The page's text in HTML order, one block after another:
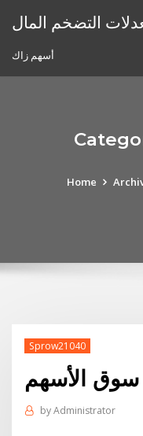
التضخم المال
أسهم زاك
Home
Sprow21040
سوق الأسهم
byAdministrator